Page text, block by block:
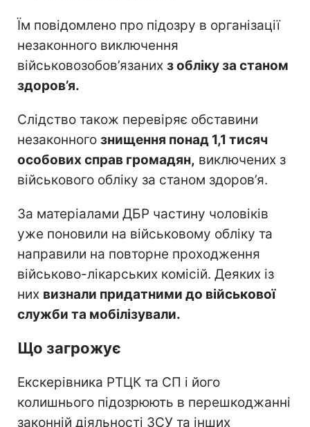
Їм повідомлено про підозру в організації
незаконного виключення
військовозобов’язаних з обліку за станом
здоров’я.
Слідство також перевіряє обставини
незаконного знищення понад 1,1 тисяч
особових справ громадян, виключених з
військового обліку за станом здоров’я.
За матеріалами ДБР частину чоловіків
уже поновили на військовому обліку та
направили на повторне проходження
військово-лікарських комісій. Деяких із
них визнали придатними до військової
служби та мобілізували.
Що загрожує
Екскерівника РТЦК та СП і його
колишнього підозрюють в перешкоджанні
законній діяльності ЗСУ та інших